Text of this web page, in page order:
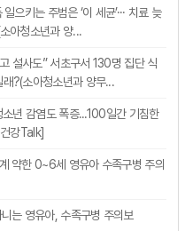
으키는 주범은 ‘이 세균’··· 치료 늦
아청소년과 양...
설사도” 서초구서 130명 집단 식
?(소아청소년과 양무...
년 감염도 폭증...100일간 기침한
강Talk]
약한 0~6세 영유아 수족구병 주의
는 영유아, 수족구병 주의보